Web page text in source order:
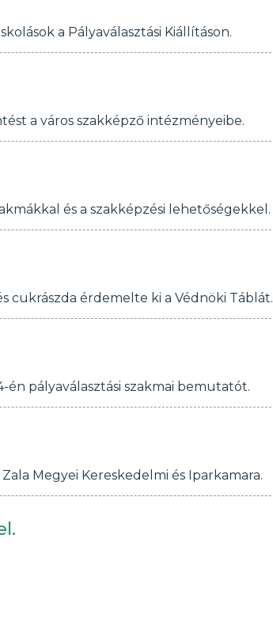
a Pályaválasztási Kiállításon.
a város szakképző intézményeibe.
és a szakképzési lehetőségekkel.
érdemelte ki a Védnöki Táblát.
én pályaválasztási szakmai bemutatót.
Megyei Kereskedelmi és Iparkamara.